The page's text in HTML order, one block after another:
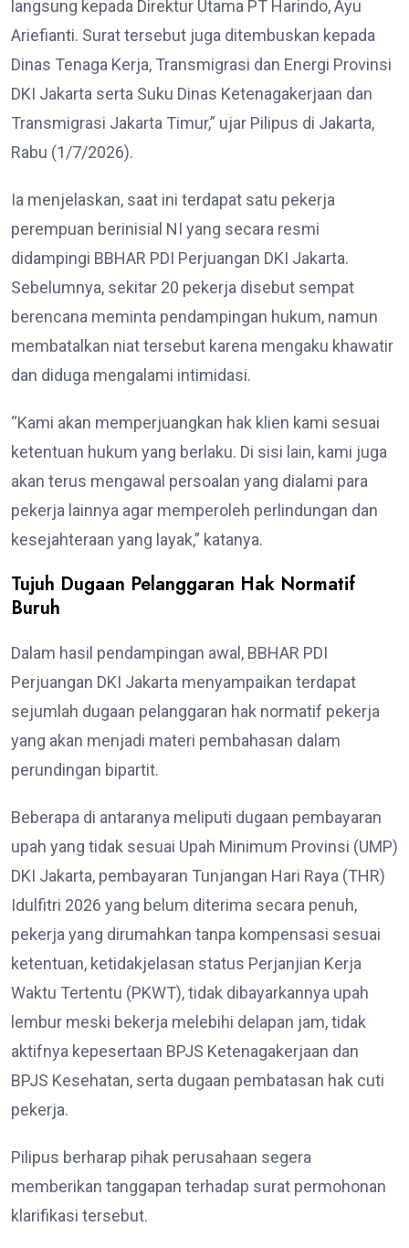
langsung kepada Direktur Utama PT Harindo, Ayu
Ariefianti. Surat tersebut juga ditembuskan kepada
Dinas Tenaga Kerja, Transmigrasi dan Energi Provinsi
DKI Jakarta serta Suku Dinas Ketenagakerjaan dan
Transmigrasi Jakarta Timur,” ujar Pilipus di Jakarta,
Rabu (1/7/2026).
Ia menjelaskan, saat ini terdapat satu pekerja
perempuan berinisial NI yang secara resmi
didampingi BBHAR PDI Perjuangan DKI Jakarta.
Sebelumnya, sekitar 20 pekerja disebut sempat
berencana meminta pendampingan hukum, namun
membatalkan niat tersebut karena mengaku khawatir
dan diduga mengalami intimidasi.
“Kami akan memperjuangkan hak klien kami sesuai
ketentuan hukum yang berlaku. Di sisi lain, kami juga
akan terus mengawal persoalan yang dialami para
pekerja lainnya agar memperoleh perlindungan dan
kesejahteraan yang layak,” katanya.
Tujuh Dugaan Pelanggaran Hak Normatif
Buruh
Dalam hasil pendampingan awal, BBHAR PDI
Perjuangan DKI Jakarta menyampaikan terdapat
sejumlah dugaan pelanggaran hak normatif pekerja
yang akan menjadi materi pembahasan dalam
perundingan bipartit.
Beberapa di antaranya meliputi dugaan pembayaran
upah yang tidak sesuai Upah Minimum Provinsi (UMP)
DKI Jakarta, pembayaran Tunjangan Hari Raya (THR)
Idulfitri 2026 yang belum diterima secara penuh,
pekerja yang dirumahkan tanpa kompensasi sesuai
ketentuan, ketidakjelasan status Perjanjian Kerja
Waktu Tertentu (PKWT), tidak dibayarkannya upah
lembur meski bekerja melebihi delapan jam, tidak
aktifnya kepesertaan BPJS Ketenagakerjaan dan
BPJS Kesehatan, serta dugaan pembatasan hak cuti
pekerja.
Pilipus berharap pihak perusahaan segera
memberikan tanggapan terhadap surat permohonan
klarifikasi tersebut.